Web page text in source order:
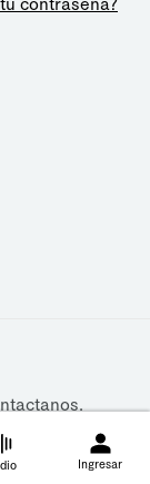
.
Ingresar